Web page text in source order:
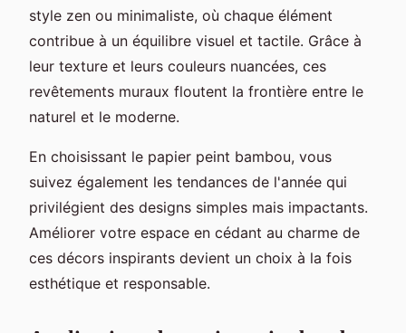
style zen ou minimaliste, où chaque élément
contribue à un équilibre visuel et tactile. Grâce à
leur texture et leurs couleurs nuancées, ces
revêtements muraux floutent la frontière entre le
naturel et le moderne.
En choisissant le papier peint bambou, vous
suivez également les tendances de l'année qui
privilégient des designs simples mais impactants.
Améliorer votre espace en cédant au charme de
ces décors inspirants devient un choix à la fois
esthétique et responsable.